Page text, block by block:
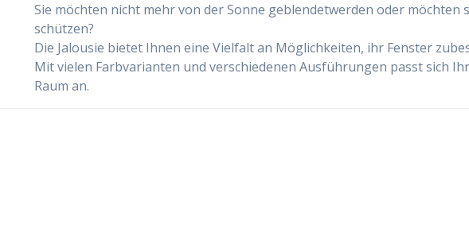
Sie möchten nicht mehr von der Sonne geblendetwerden oder möchten
schützen?
Die Jalousie bietet Ihnen eine Vielfalt an Möglichkeiten, ihr Fenster
Mit vielen Farbvarianten und verschiedenen Ausführungen passt sich
Raum an.